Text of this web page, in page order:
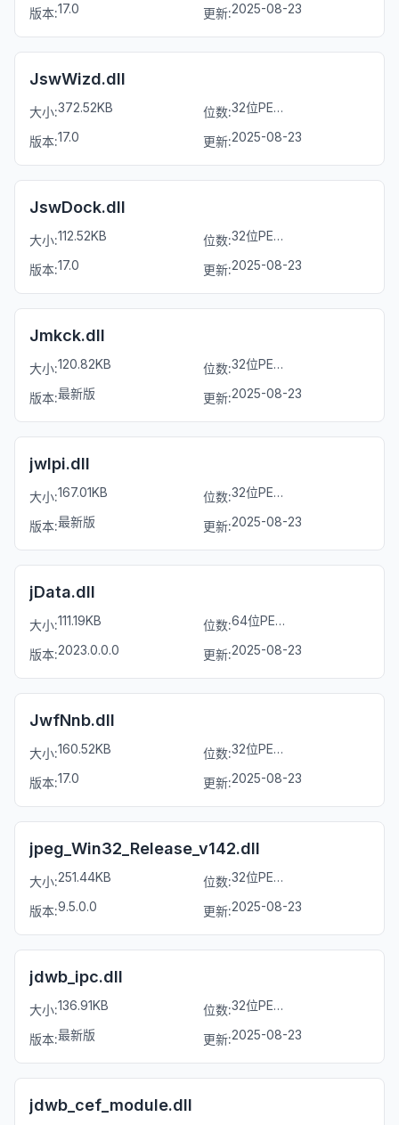
版本:17.0 更新:2025-08-23
JswWizd.dll
大小:372.52KB 位数: 32位PE文件
版本:17.0 更新:2025-08-23
JswDock.dll
大小:112.52KB 位数: 32位PE文件
版本:17.0 更新:2025-08-23
Jmkck.dll
大小:120.82KB 位数: 32位PE文件
版本:最新版 更新:2025-08-23
jwlpi.dll
大小:167.01KB 位数: 32位PE文件
版本:最新版 更新:2025-08-23
jData.dll
大小:111.19KB 位数: 64位PE文件
版本:2023.0.0.0 更新:2025-08-23
JwfNnb.dll
大小:160.52KB 位数: 32位PE文件
版本:17.0 更新:2025-08-23
jpeg_Win32_Release_v142.dll
大小:251.44KB 位数: 32位PE文件
版本:9.5.0.0 更新:2025-08-23
jdwb_ipc.dll
大小:136.91KB 位数: 32位PE文件
版本:最新版 更新:2025-08-23
jdwb_cef_module.dll